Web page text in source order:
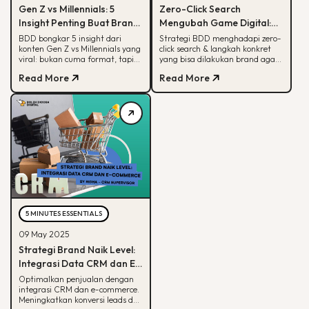
Gen Z vs Millennials: 5
Insight Penting Buat Brand
yang Mau Tumbuh Lewat
Konten
BDD bongkar 5 insight dari
konten Gen Z vs Millennials yang
viral: bukan cuma format, tapi
Read More
Zero-Click Search
Mengubah Game Digital:
Begini Strategi BDD & Apa
yang Bisa Dilakukan Brand
Strategi BDD menghadapi zero-
click search & langkah konkret
yang bisa dilakukan brand agar
Google
Read More
5 MINUTES ESSENTIALS
09 May 2025
Strategi Brand Naik Level:
Integrasi Data CRM dan E-
commerce
Optimalkan penjualan dengan
integrasi CRM dan e-commerce.
Meningkatkan konversi leads dan